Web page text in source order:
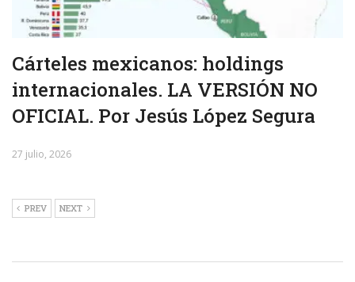
Cárteles mexicanos: holdings
internacionales. LA VERSIÓN NO
OFICIAL. Por Jesús López Segura
27 julio, 2026
PREV NEXT